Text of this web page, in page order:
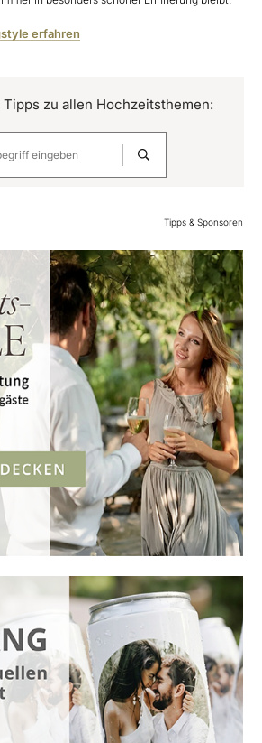
erfahren
Tipps zu allen Hochzeitsthemen:
Tipps & Sponsoren